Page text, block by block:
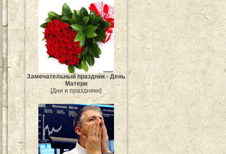
Замечательный праздник - День
Матери
[Дни и праздники]